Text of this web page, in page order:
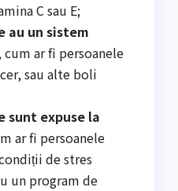
C sau E;
au un sistem
cum ar fi persoanele
sau alte boli
sunt expuse la
ar fi persoanele
de stres
un program de